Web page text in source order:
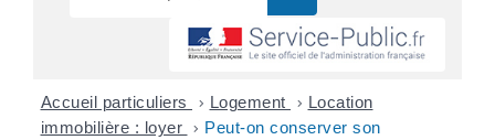
Accueil particuliers > Logement > Location
immobilière : loyer > Peut-on conserver son